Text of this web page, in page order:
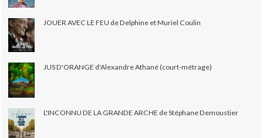
JOUER AVEC LE FEU de Delphine et Muriel Coulin
JUS D'ORANGE d'Alexandre Athané (court-métrage)
L'INCONNU DE LA GRANDE ARCHE de Stéphane Demoustier